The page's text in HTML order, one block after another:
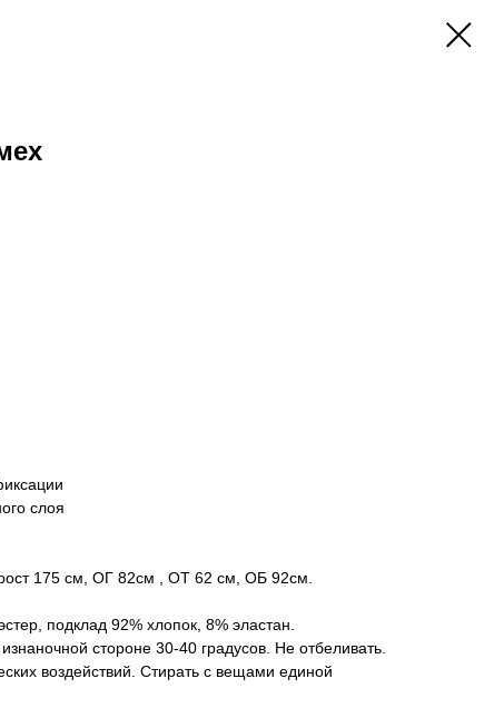
слоя
175 см, ОГ 82см , ОТ 62 см, ОБ 92см.
подклад 92% хлопок, 8% эластан.
стороне 30-40 градусов. Не отбеливать.
воздействий. Стирать с вещами единой